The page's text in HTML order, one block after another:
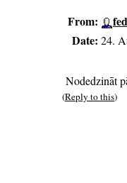
From:
Date: 24.
Nodedzināt
(Reply to this)